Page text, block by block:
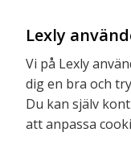
Lexly
Vi på Lexly
dig en bra och
Du kan själv
att anpassa